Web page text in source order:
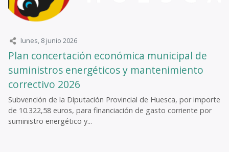
lunes, 8 junio 2026
Plan concertación económica municipal de
suministros energéticos y mantenimiento
correctivo 2026
Subvención de la Diputación Provincial de Huesca, por importe
de 10.322,58 euros, para financiación de gasto corriente por
suministro energético y...